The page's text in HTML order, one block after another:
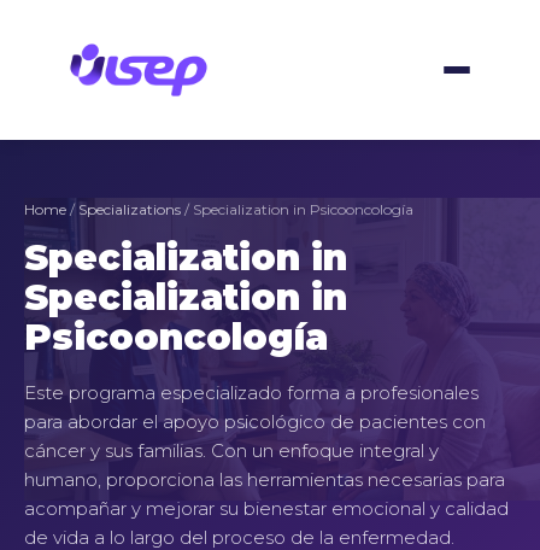
Home / Specializations / Specialization in Psicooncología
Specialization in
Specialization in
Psicooncología
Este programa especializado forma a profesionales
para abordar el apoyo psicológico de pacientes con
cáncer y sus familias. Con un enfoque integral y
humano, proporciona las herramientas necesarias para
acompañar y mejorar su bienestar emocional y calidad
de vida a lo largo del proceso de la enfermedad.